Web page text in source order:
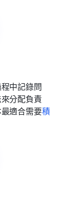
中記錄問
分配負責
適合需要積